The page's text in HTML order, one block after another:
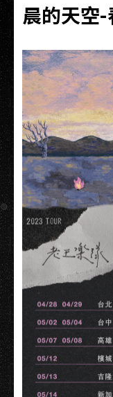
晨的天空